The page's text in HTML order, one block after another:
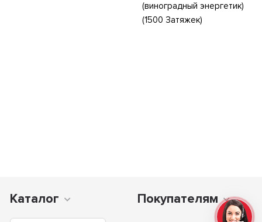
(виноградный энергетик)
(1500 Затяжек)
Каталог Покупателям